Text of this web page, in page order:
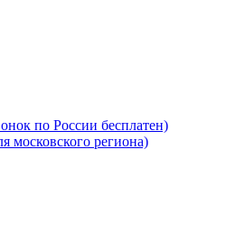
по России бесплатен)
московского региона)